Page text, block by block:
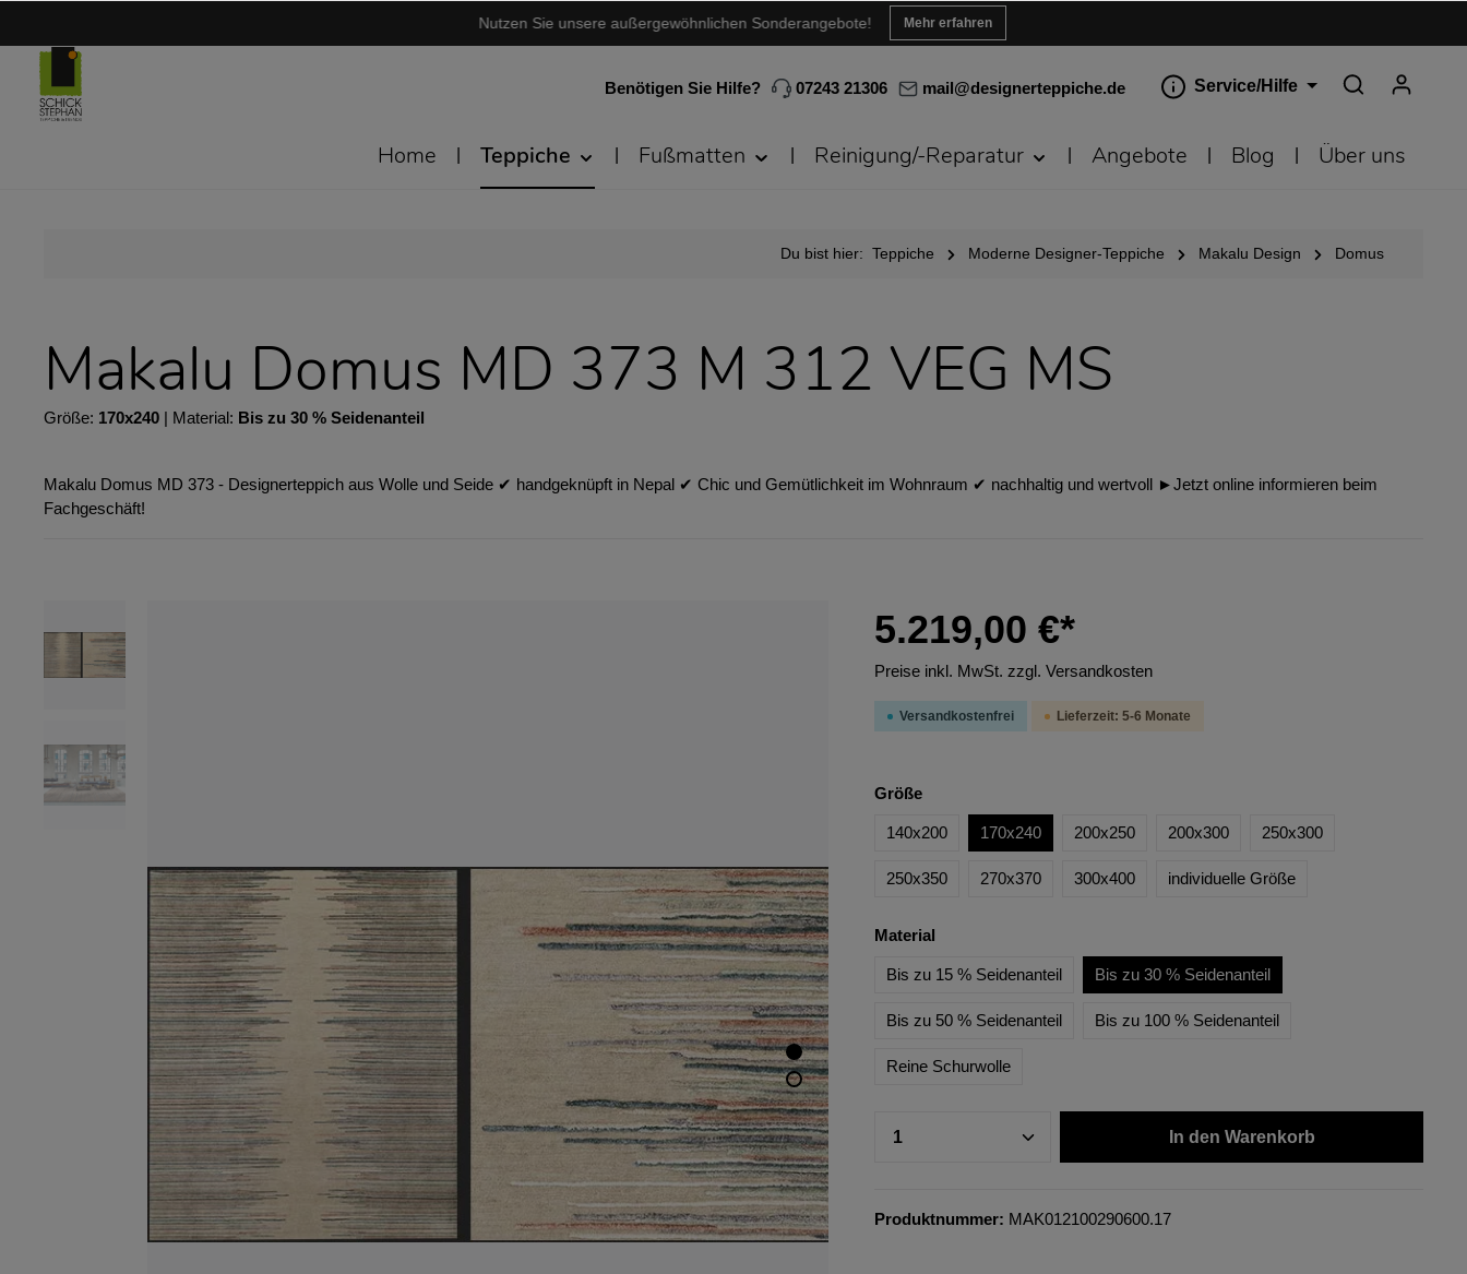
Nutzen Sie unsere außergewöhnlichen Sonderangebote! Mehr erfahren
Benötigen Sie Hilfe? 07243 21306 mail@designerteppiche.de Service/Hilfe
Home Teppiche Fußmatten Reinigung/-Reparatur Angebote Blog Über uns
Du bist hier: Teppiche Moderne Designer-Teppiche Makalu Design Domus
Makalu Domus MD 373 M 312 VEG MS
Größe: 170x240 | Material: Bis zu 30 % Seidenanteil
Makalu Domus MD 373 - Designerteppich aus Wolle und Seide ✔︎ handgeknüpft in Nepal ✔︎ Chic und Gemütlichkeit im Wohnraum ✔︎ nachhaltig und wertvoll ►Jetzt online informieren beim
Fachgeschäft!
5.219,00 €*
Preise inkl. MwSt. zzgl. Versandkosten
Versandkostenfrei Lieferzeit: 5-6 Monate
Größe
140x200 170x240 200x250 200x300 250x300
250x350 270x370 300x400 individuelle Größe
Material
Bis zu 15 % Seidenanteil Bis zu 30 % Seidenanteil
Bis zu 50 % Seidenanteil Bis zu 100 % Seidenanteil
Reine Schurwolle
In den Warenkorb
Produktnummer: MAK012100290600.17